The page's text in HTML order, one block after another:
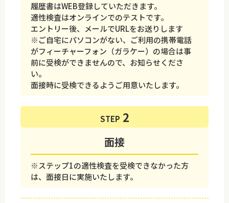
履歴書はWEB登録していただきます。
適性検査はオンラインでのテストです。
エントリー後、メールでURLをお送りします
※ご自宅にパソコンがない、ご利用の携帯電話
がフィーチャーフォン（ガラケー）の場合は事
前に受検ができませんので、お知らせくださ
い。
面接時に受検できるようご用意いたします。
STEP
面接
※ステップ1の適性検査を受検できなかった方
は、面接日に実施いたします。